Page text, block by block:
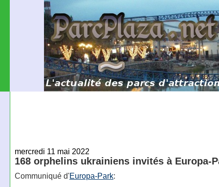
mercredi 11 mai 2022
168 orphelins ukrainiens invités à Europa-
Communiqué d'Europa-Park: